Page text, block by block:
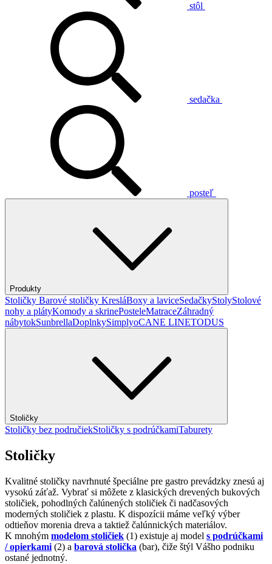
stôl
sedačka
posteľ
Produkty
Stoličky Barové stoličky KresláBoxy a laviceSedačkyStolyStolové
nohy a plátyKomody a skrinePosteleMatraceZáhradný
nábytokSunbrellaDoplnkySimplyoCANE LINETODUS
Stoličky
Stoličky bez područiekStoličky s podrúčkamiTaburety
Stoličky
Kvalitné stoličky navrhnuté špeciálne pre gastro prevádzky znesú aj
vysokú záťaž. Vybrať si môžete z klasických drevených bukových
stoličiek, pohodlných čalúnených stoličiek či nadčasových
moderných stoličiek z plastu. K dispozícii máme veľký výber
odtieňov morenia dreva a taktiež čalúnnických materiálov.
K mnohým modelom stoličiek (1) existuje aj model s podrúčkami
/ opierkami (2) a barová stolička (bar), čiže štýl Vášho podniku
ostané jednotný.